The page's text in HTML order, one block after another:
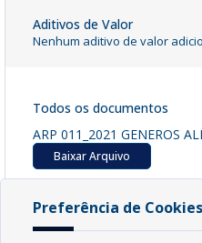
Aditivos de Valor
Nenhum aditivo de valor
Todos os documentos
ARP 011_2021 GENEROS
Baixar Arquivo
Preferência de Cookies